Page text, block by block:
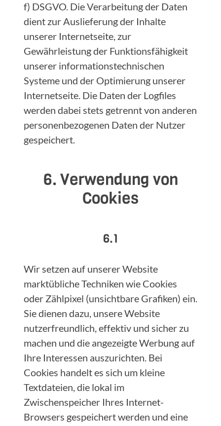
f) DSGVO. Die Verarbeitung der Daten
dient zur Auslieferung der Inhalte
unserer Internetseite, zur
Gewährleistung der Funktionsfähigkeit
unserer informationstechnischen
Systeme und der Optimierung unserer
Internetseite. Die Daten der Logfiles
werden dabei stets getrennt von anderen
personenbezogenen Daten der Nutzer
gespeichert.
6. Verwendung von
Cookies
6.1
Wir setzen auf unserer Website
marktübliche Techniken wie Cookies
oder Zählpixel (unsichtbare Grafiken) ein.
Sie dienen dazu, unsere Website
nutzerfreundlich, effektiv und sicher zu
machen und die angezeigte Werbung auf
Ihre Interessen auszurichten. Bei
Cookies handelt es sich um kleine
Textdateien, die lokal im
Zwischenspeicher Ihres Internet-
Browsers gespeichert werden und eine